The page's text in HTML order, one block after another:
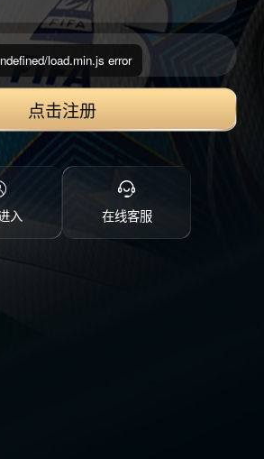
点击注册
入 在线客服
load.min.js error